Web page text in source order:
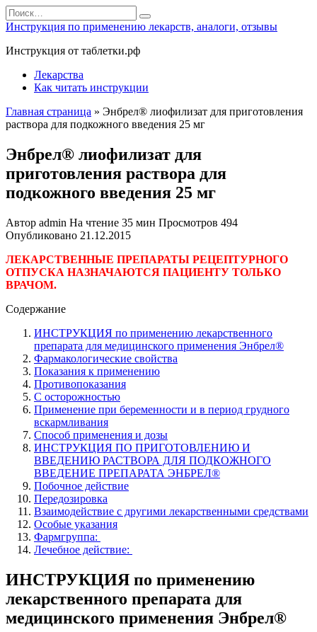
Перейти
к
содержанию
Search
for:
Инструкция по применению лекарств, аналоги, отзывы
Инструкция от таблетки.рф
Лекарства
Как читать инструкции
Главная страница » Энбрел® лиофилизат для приготовления
раствора для подкожного введения 25 мг
Энбрел® лиофилизат для
приготовления раствора для
подкожного введения 25 мг
Автор admin На чтение 35 мин Просмотров 494
Опубликовано 21.12.2015
ЛЕКАРСТВЕННЫЕ ПРЕПАРАТЫ РЕЦЕПТУРНОГО
ОТПУСКА НАЗНАЧАЮТСЯ ПАЦИЕНТУ ТОЛЬКО
ВРАЧОМ.
Содержание
ИНСТРУКЦИЯ по применению лекарственного
препарата для медицинского применения Энбрел®
Фармакологические свойства
Показания к применению
Противопоказания
С осторожностью
Применение при беременности и в период грудного
вскармливания
Способ применения и дозы
ИНСТРУКЦИЯ ПО ПРИГОТОВЛЕНИЮ И
ВВЕДЕНИЮ РАСТВОРА ДЛЯ ПОДКОЖНОГО
ВВЕДЕНИЕ ПРЕПАРАТА ЭНБРЕЛ®
Побочное действие
Передозировка
Взаимодействие с другими лекарственными средствами
Особые указания
Фармгруппа:
Лечебное действие:
ИНСТРУКЦИЯ по применению
лекарственного препарата для
медицинского применения Энбрел®